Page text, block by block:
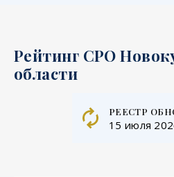
Рейтинг СРО
области
реестр
15 июля